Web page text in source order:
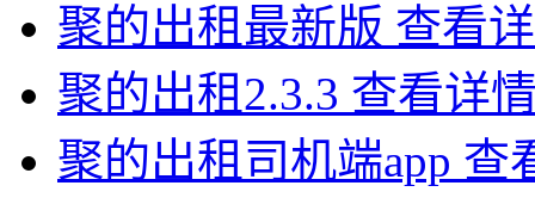
聚的出租最新版 查看
聚的出租2.3.3 查看详
聚的出租司机端app 查